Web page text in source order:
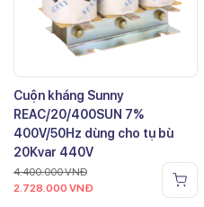
Cuộn kháng Sunny
REAC/20/400SUN 7%
400V/50Hz dùng cho tụ bù
20Kvar 440V
4.400.000VNĐ
2.728.000 VNĐ